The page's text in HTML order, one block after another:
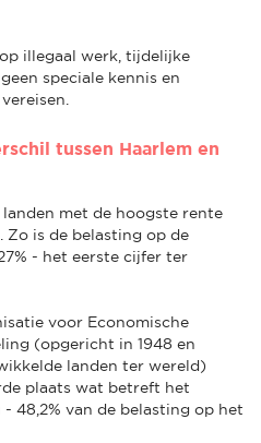
illegaal werk, tijdelijke
speciale kennis en
tussen Haarlem en
met de hoogste rente
Zo is de belasting op de
- het eerste cijfer ter
voor Economische
(opgericht in 1948 en
landen ter wereld)
plaats wat betreft het
48,2% van de belasting op het